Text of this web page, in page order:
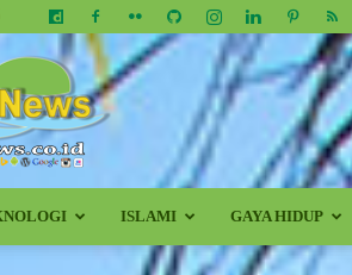
ISLAMI GAYA HIDUP